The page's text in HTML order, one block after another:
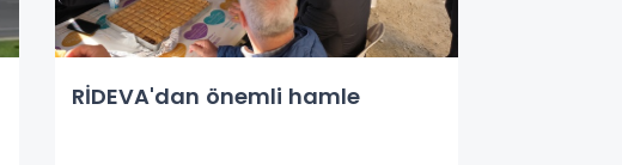
RİDEVA'dan önemli hamle